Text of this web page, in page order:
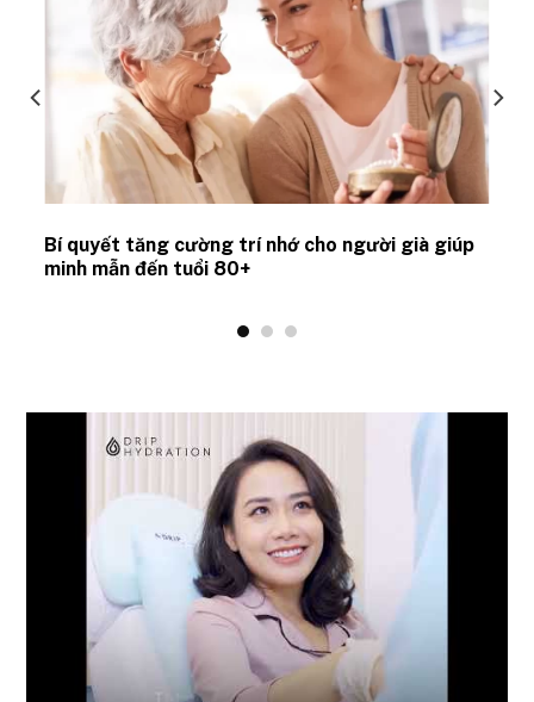
Bí quyết tăng cường trí nhớ cho người già giúp
minh mẫn đến tuổi 80+